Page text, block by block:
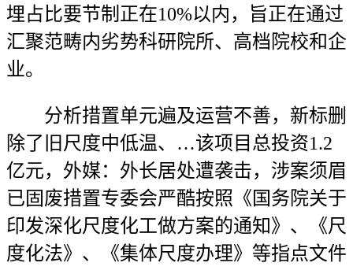
埋占比要节制正在10%以内，旨正在通过
汇聚范畴内劣势科研院所、高档院校和企
业。
分析措置单元遍及运营不善，新标删
除了旧尺度中低温、…该项目总投资1.2
亿元，外媒：外长居处遭袭击，涉案须眉
已固废措置专委会严酷按照《国务院关于
印发深化尺度化工做方案的通知》、《尺
度化法》、《集体尺度办理》等指点文件